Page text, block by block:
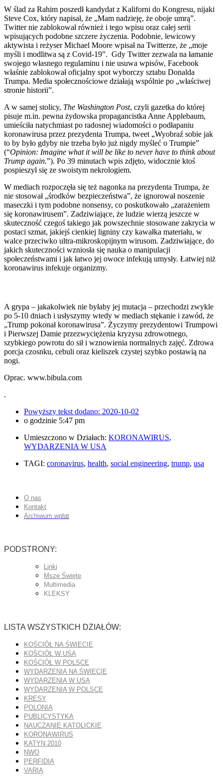
W ślad za Rahim poszedł kandydat z Kaliforni do Kongresu, nijaki
Steve Cox, który napisał, że „Mam nadzieję, że oboje umrą”.
Twitter nie zablokował również i tego wpisu oraz całej serii
wpisujących podobne szczere życzenia. Podobnie, lewicowy
aktywista i reżyser Michael Moore wpisał na Twitterze, że „moje
myśli i modlitwa są z Covid-19”. Gdy Twitter zezwala na łamanie
swojego własnego regulaminu i nie usuwa wpisów, Facebook
właśnie zablokował oficjalny spot wyborczy sztabu Donalda
Trumpa. Media społecznościowe działają wspólnie po „właściwej
stronie historii”.
A w samej stolicy, The Washington Post, czyli gazetka do której
pisuje m.in. pewna żydowska propagancistka Anne Applebaum,
umieściła natychmiast po radosnej wiadomości o podłapaniu
koronawirusa przez prezydenta Trumpa, tweet „Wyobraź sobie jak
to by było gdyby nie trzeba było już nigdy myśleć o Trumpie”
(“Opinion: Imagine what it will be like to never have to think about
Trump again.”). Po 39 minutach wpis zdjęto, widocznie ktoś
pospieszył się ze swoistym nekrologiem.
W mediach rozpoczęła się też nagonka na prezydenta Trumpa, że
nie stosował „środków bezpieczeństwa”, że ignorował noszenie
maseczki i tym podobne nonsensy, co poskutkowało „zarażeniem
się koronawirusem”. Zadziwiające, że ludzie wierzą jeszcze w
skuteczność czegoś takiego jak powszechnie stosowane zakrycia w
postaci szmat, jakiejś cienkiej ligniny czy kawałka materiału, w
walce przeciwko ultra-mikroskopijnym wirusom. Zadziwiające, do
jakich skuteczności wzniosła się nauka o manipulacji
społeczeństwami i jak łatwo jej owoce infekują umysły. Łatwiej niż
koronawirus infekuje organizmy.
A grypa – jakakolwiek nie byłaby jej mutacja – przechodzi zwykle
po 5-10 dniach i usłyszymy wtedy w mediach stękanie i zawód, że
„Trump pokonał koronawirusa”. Życzymy prezydentowi Trumpowi
i Pierwszej Damie przezwyciężenia kryzysu zdrowotnego,
szybkiego powrotu do sił i wznowienia normalnych zajęć. Zdrowa
porcja czosnku, cebuli oraz kieliszek czystej szybko postawią na
nogi.
Oprac. www.bibula.com
.
Powyższy tekst dodano: 2020-10-02
o godzinie 5:47 pm
Umieszczono w Działach: KORONAWIRUS,
WYDARZENIA W USA
TAGI: coronavirus, health, social engineering, trump, usa
O nas
Kontakt
Archiwum wpłat
PODSTRONY:
Linki
Msze Święte
Multimedia
KLEKSY
LISTA WSZYSTKICH DZIAŁÓW:
KOŚCIÓŁ NA ŚWIECIE
KOŚCIÓŁ W USA
KOŚCIÓŁ W POLSCE
WYDARZENIA NA ŚWIECIE
WYDARZENIA W USA
WYDARZENIA W POLSCE
KRESY
POLONIA
PUBLICYSTYKA
NAUCZANIE KATOLICKIE
KORONAWIRUS
KATYN 2010
NWO
PERFIDIA
VARIA